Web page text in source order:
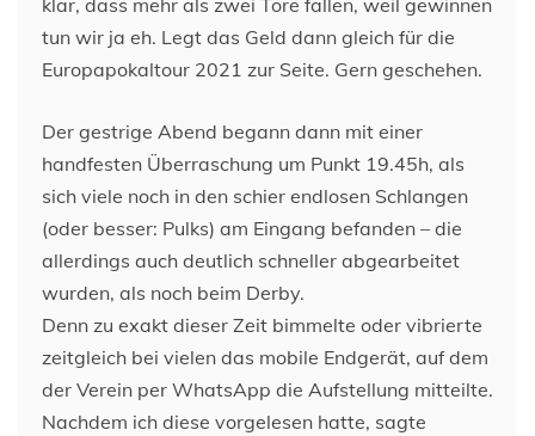
klar, dass mehr als zwei Tore fallen, weil gewinnen
tun wir ja eh. Legt das Geld dann gleich für die
Europapokaltour 2021 zur Seite. Gern geschehen.
Der gestrige Abend begann dann mit einer
handfesten Überraschung um Punkt 19.45h, als
sich viele noch in den schier endlosen Schlangen
(oder besser: Pulks) am Eingang befanden – die
allerdings auch deutlich schneller abgearbeitet
wurden, als noch beim Derby.
Denn zu exakt dieser Zeit bimmelte oder vibrierte
zeitgleich bei vielen das mobile Endgerät, auf dem
der Verein per WhatsApp die Aufstellung mitteilte.
Nachdem ich diese vorgelesen hatte, sagte